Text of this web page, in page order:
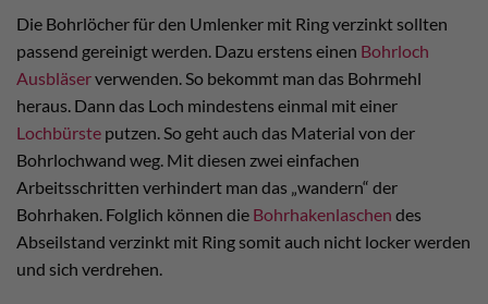
Die Bohrlöcher für den Umlenker mit Ring verzinkt sollten
passend gereinigt werden. Dazu erstens einen Bohrloch
Ausbläserverwenden. So bekommt man das Bohrmehl
heraus. Dann das Loch mindestens einmal mit einer
Lochbürste putzen. So geht auch das Material von der
Bohrlochwand weg. Mit diesen zwei einfachen
Arbeitsschritten verhindert man das „wandern“ der
Bohrhaken. Folglich können die Bohrhakenlaschen des
Abseilstand verzinkt mit Ring somit auch nicht locker werden
und sich verdrehen.